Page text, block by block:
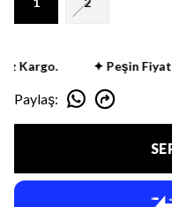
Kargo. ✦ Peşin
Paylaş: